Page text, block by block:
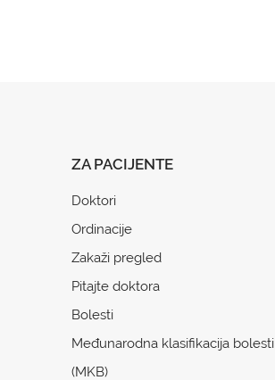
ZA PACIJENTE
Doktori
Ordinacije
Zakaži pregled
Pitajte doktora
Bolesti
Međunarodna klasifikacija bolesti
(MKB)